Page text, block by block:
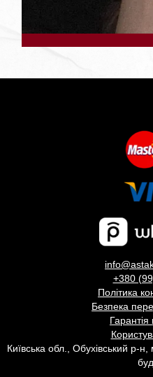
+380
Політика
Безпека
Київська обл., Обухівський р-н,